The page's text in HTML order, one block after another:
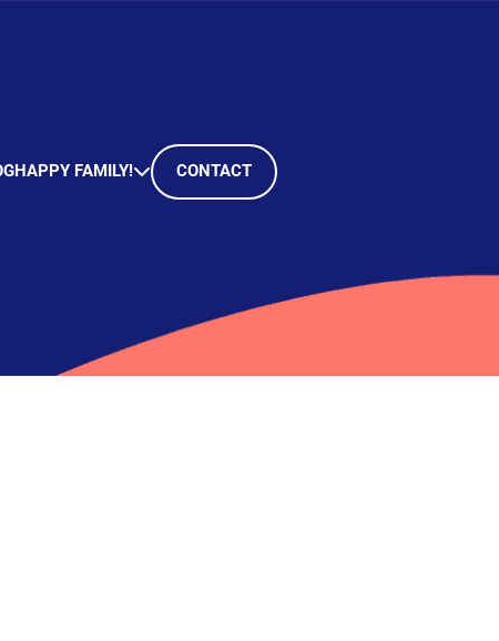
HAPPY FAMILY! CONTACT